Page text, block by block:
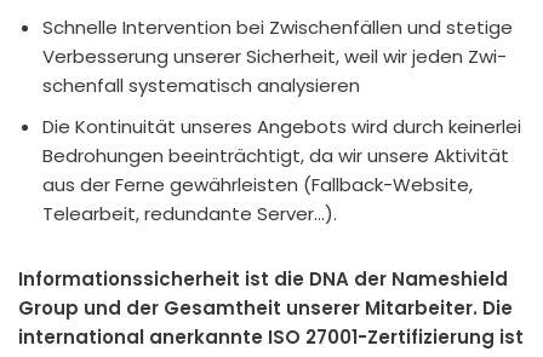
Schnel­le Inter­ven­ti­on bei Zwi­schen­fäl­len und ste­ti­ge
Ver­bes­se­rung unse­rer Sicher­heit, weil wir jeden Zwi­
schen­fall sys­te­ma­tisch ana­ly­sie­ren
Die Kon­ti­nui­tät unse­res Ange­bots wird durch kei­ner­lei
Bedro­hun­gen beein­träch­tigt, da wir unse­re Akti­vi­tät
aus der Fer­ne gewähr­leis­ten (Fall­back-Web­site,
Tele­ar­beit, red­un­dan­te Ser­ver…).
Infor­ma­ti­ons­si­cher­heit ist die DNA der Names­hield
Group und der Gesamt­heit unse­rer Mit­ar­bei­ter. Die
inter­na­tio­nal aner­kann­te ISO 27001-Zer­ti­fi­zie­rung ist